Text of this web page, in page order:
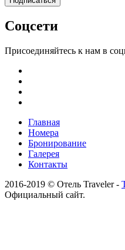
Соцсети
Присоединяйтесь к нам в
Главная
Номера
Бронирование
Галерея
Контакты
2016-2019 © Отель Traveler -
Официальный сайт.